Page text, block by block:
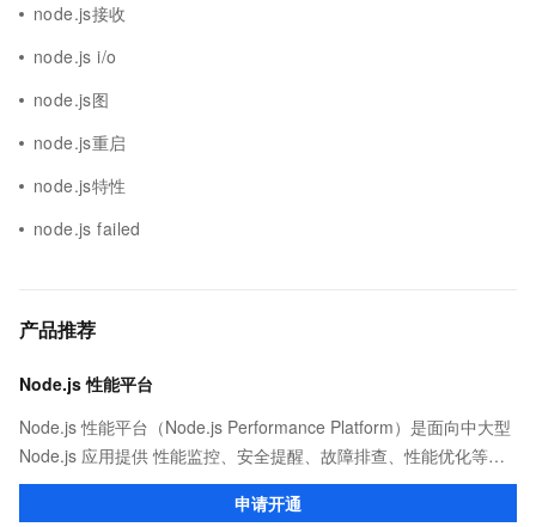
node.js接收
node.js i/o
node.js图
node.js重启
node.js特性
node.js failed
产品推荐
Node.js 性能平台
Node.js 性能平台（Node.js Performance Platform）是面向中大型
Node.js 应用提供 性能监控、安全提醒、故障排查、性能优化等服
务的整体性解决方案。提供完善的工具链和服务，协助客户主动、
申请开通